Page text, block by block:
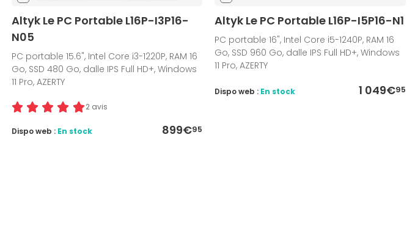
Altyk Le PC Portable L16P-I3P16-
N05
PC portable 15.6", Intel Core i3-1220P, RAM 16
Go, SSD 480 Go, dalle IPS Full HD+, Windows
11 Pro, AZERTY
2 avis
899€95
Dispo web : En stock
Altyk Le PC Portable L16P-I5P16-N1
PC portable 16", Intel Core i5-1240P, RAM 16
Go, SSD 960 Go, dalle IPS Full HD+, Windows
11 Pro, AZERTY
1 049€95
Dispo web : En stock